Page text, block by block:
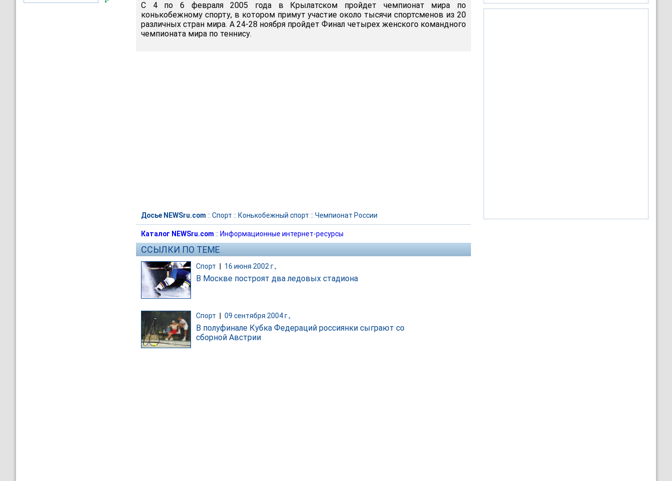
С 4 по 6 февраля 2005 года в Крылатском пройдет чемпионат мира по
конькобежному спорту, в котором примут участие около тысячи спортсменов из 20
различных стран мира. А 24-28 ноября пройдет Финал четырех женского командного
чемпионата мира по теннису.
Досье NEWSru.com :: Спорт :: Конькобежный спорт :: Чемпионат России
Каталог NEWSru.com :: Информационные интернет-ресурсы
ССЫЛКИ ПО ТЕМЕ
Спорт 16 июня 2002 г.,
В Москве построят два ледовых стадиона
Спорт 09 сентября 2004 г.,
В полуфинале Кубка Федераций россиянки сыграют со
сборной Австрии